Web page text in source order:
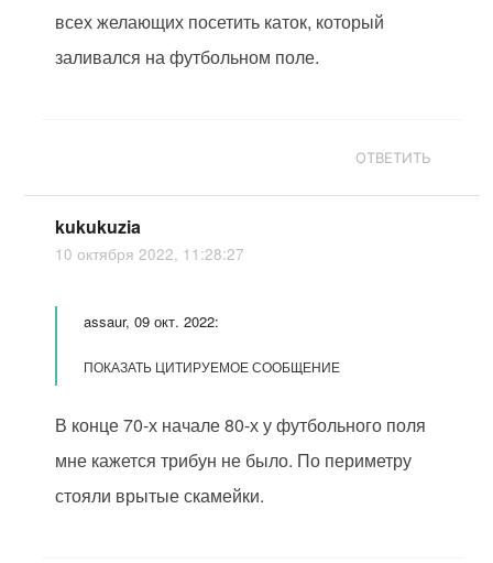
всех желающих посетить каток, который
заливался на футбольном поле.
ОТВЕТИТЬ
kukukuzia
10 октября 2022, 11:28:27
assaur, 09 окт. 2022:
ПОКАЗАТЬ ЦИТИРУЕМОЕ СООБЩЕНИЕ
В конце 70-х начале 80-х у футбольного поля
мне кажется трибун не было. По периметру
стояли врытые скамейки.